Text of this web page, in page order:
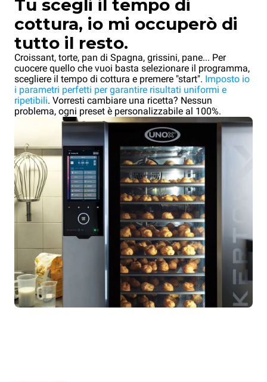
Tu scegli il tempo di
cottura, io mi occuperò di
tutto il resto.
Croissant, torte, pan di Spagna, grissini, pane... Per
cuocere quello che vuoi basta selezionare il programma,
scegliere il tempo di cottura e premere "start". Imposto io
i parametri perfetti per garantire risultati uniformi e
ripetibili. Vorresti cambiare una ricetta? Nessun
problema, ogni preset è personalizzabile al 100%.